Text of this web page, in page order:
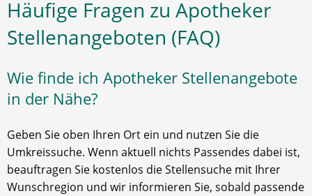
Häufige Fragen zu Apotheker
Stellenangeboten (FAQ)
Wie finde ich Apotheker Stellenangebote
in der Nähe?
Geben Sie oben Ihren Ort ein und nutzen Sie die
Umkreissuche. Wenn aktuell nichts Passendes dabei ist,
beauftragen Sie kostenlos die Stellensuche mit Ihrer
Wunschregion und wir informieren Sie, sobald passende